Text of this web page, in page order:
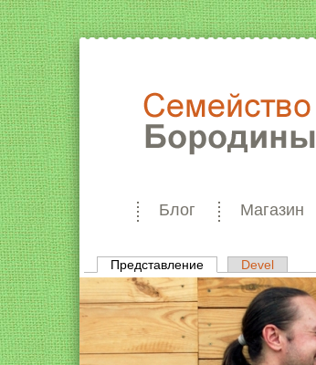
Блог Магазин
Главные
Представление (активная вкладка)
Devel